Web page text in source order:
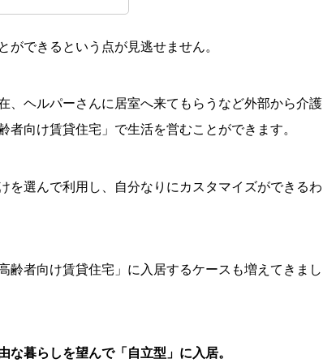
できるという点が見逃せません。
、ヘルパーさんに居室へ来てもらうなど外部から介護
向け賃貸住宅」で生活を営むことができます。
を選んで利用し、自分なりにカスタマイズができるわ
齢者向け賃貸住宅」に入居するケースも増えてきまし
暮らしを望んで「自立型」に入居。